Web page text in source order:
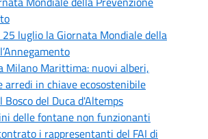
luglio la Giornata Mondiale della
Milano Marittima: nuovi alberi,
arredi in chiave ecosostenibile
del Duca d'Altemps
delle fontane non funzionanti
i rappresentanti del FAI di